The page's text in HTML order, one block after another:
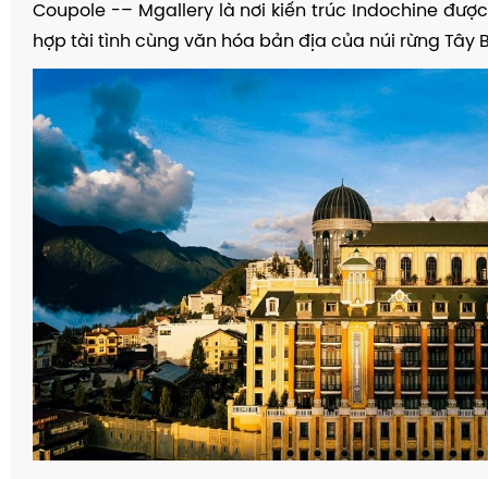
Coupole -– Mgallery l à nơi kiến trúc Indochine đượ
hợp tài tình cùng văn hóa bản địa của núi rừng Tây